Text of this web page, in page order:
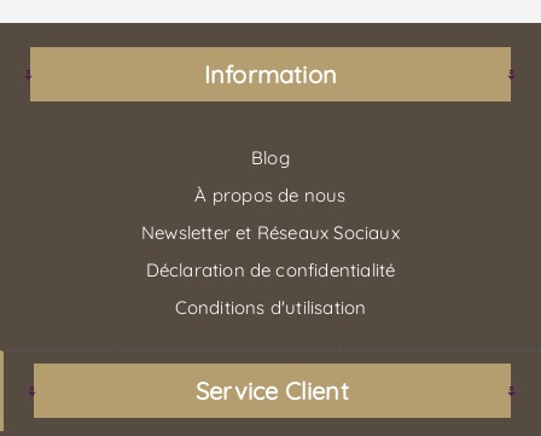
Information
Blog
À propos de nous
Newsletter et Réseaux Sociaux
Déclaration de confidentialité
Conditions d'utilisation
Service Client